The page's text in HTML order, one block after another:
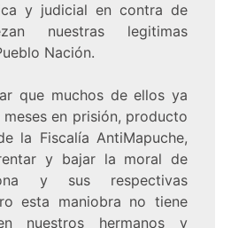
y judicial en contra de
nuestras legitimas
Nación.
que muchos de ellos ya
meses en prisión, producto
la Fiscalía AntiMapuche,
y bajar la moral de
y sus respectivas
esta maniobra no tiene
nuestros hermanos y